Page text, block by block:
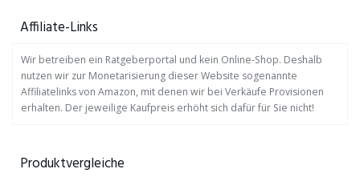
Affiliate-Links
Wir betreiben ein Ratgeberportal und kein Online-Shop. Deshalb
nutzen wir zur Monetarisierung dieser Website sogenannte
Affiliatelinks von Amazon, mit denen wir bei Verkäufe Provisionen
erhalten. Der jeweilige Kaufpreis erhöht sich dafür für Sie nicht!
Produktvergleiche